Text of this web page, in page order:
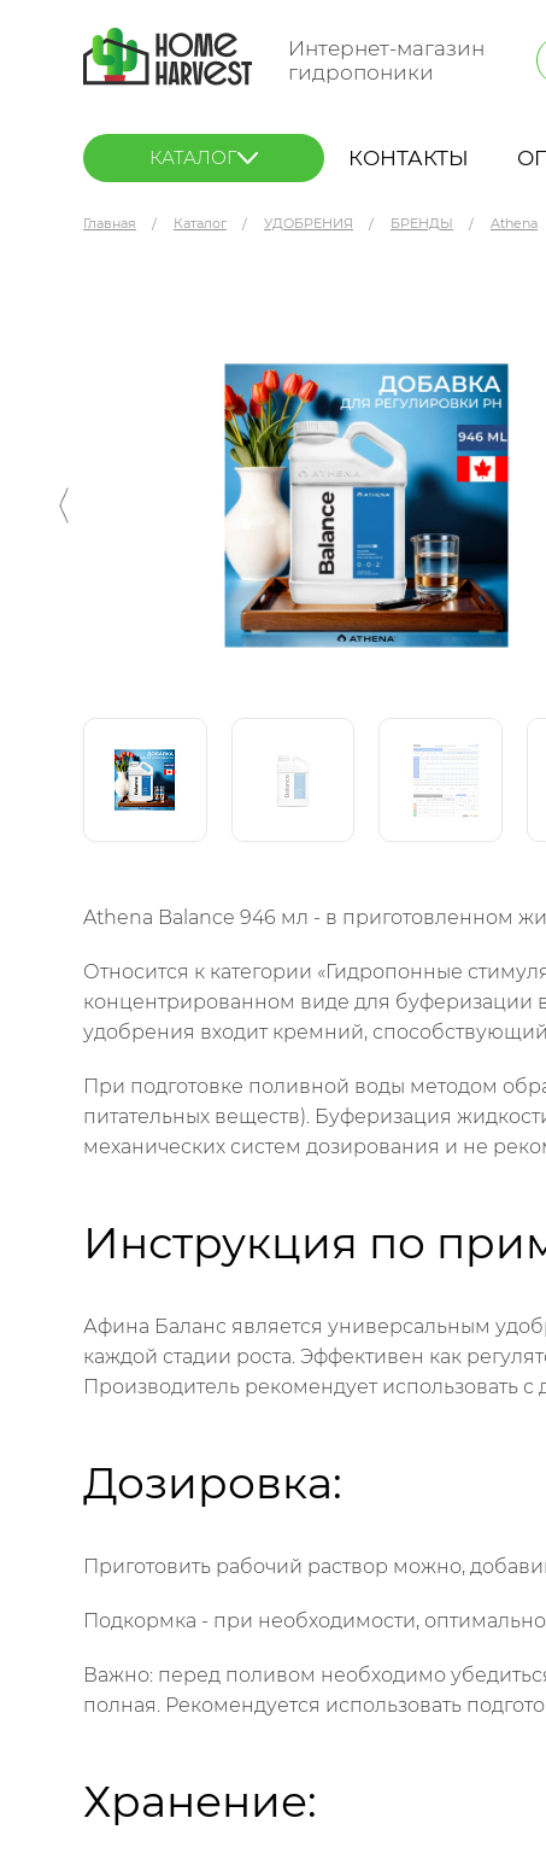
Интернет-магазин
гидропоники
КАТАЛОГ КОНТАКТЫ
Главная Каталог УДОБРЕНИЯ БРЕНДЫ Athena
Athena Balance 946 мл - в приготовленном
Относится к категории «Гидропонные
концентрированном виде для буферизации
удобрения входит кремний,
При подготовке поливной воды методом
питательных веществ). Буферизация
механических систем дозирования и не
Инструкция по
Афина Баланс является универсальным
каждой стадии роста. Эффективен как
Производитель рекомендует использовать
Дозировка:
Приготовить рабочий раствор можно,
Подкормка - при необходимости,
Важно: перед поливом необходимо
полная. Рекомендуется использовать
Хранение: